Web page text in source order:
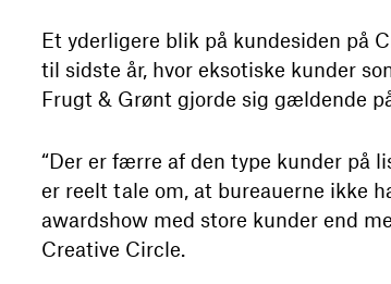
Et yderligere blik på kundesiden på
til sidste år, hvor eksotiske kunder
Frugt & Grønt gjorde sig gældende
“Der er færre af den type kunder på
er reelt tale om, at bureauerne ikke
awardshow med store kunder end
Creative Circle.